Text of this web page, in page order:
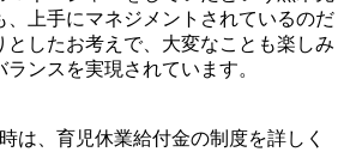
、上手にマネジメントされているのだ
としたお考えで、大変なことも楽しみ
ンスを実現されています。
は、育児休業給付金の制度を詳しく